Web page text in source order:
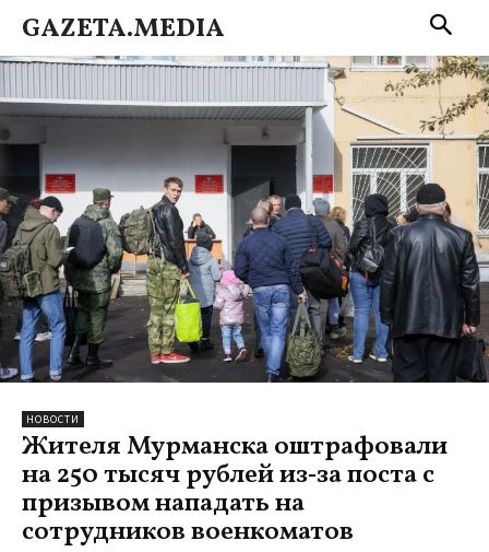
GAZETA.MEDIA
НОВОСТИ
Жителя Мурманска оштрафовали
на 250 тысяч рублей из‑за поста с
призывом нападать на
сотрудников военкоматов